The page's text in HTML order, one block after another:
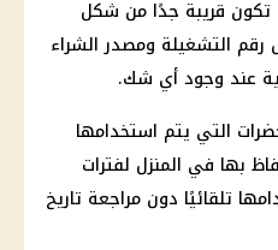
تكون قريبة جدًا من شكل
رقم التشغيلة ومصدر الشراء
عند وجود أي شك.
التي يتم استخدامها
بها في المنزل لفترات
تلقائيًا دون مراجعة تاريخ